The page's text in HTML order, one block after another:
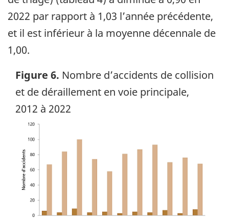
2022 par rapport à 1,03 l’année précédente,
et il est inférieur à la moyenne décennale de
1,00.
Figure 6. Nombre d’accidents de collision
et de déraillement en voie principale,
2012 à 2022
Image